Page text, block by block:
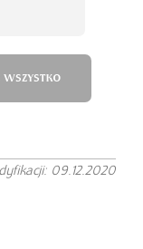
09.12.2020